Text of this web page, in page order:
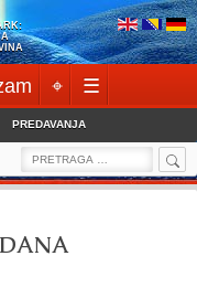
⌖ ☰
PREDAVANJA
Search
for: